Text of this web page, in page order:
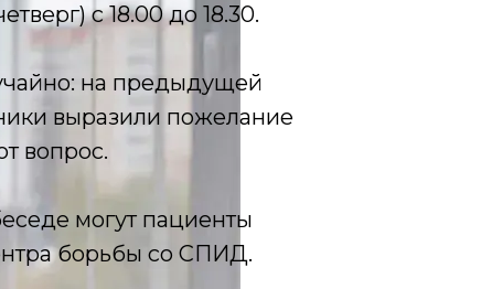
с 18.00 до 18.30.
на предыдущей
выразили пожелание
вопрос.
могут пациенты
борьбы со СПИД.